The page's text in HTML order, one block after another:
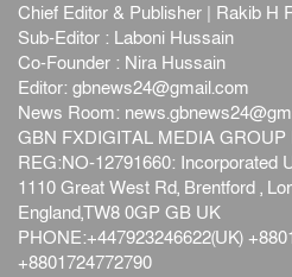
Chief Editor & Publisher | Rakib H
Sub-Editor : Laboni Hussain
Co-Founder : Nira Hussain
Editor: gbnews24@gmail.com
News Room:
GBN FXDIGITAL MEDIA GROUP
REG:NO-12791660: Incorporated
1110 Great West Rd, Brentford ,
England,TW8 0GP GB UK
PHONE:+447923246622(UK)
+8801724772790